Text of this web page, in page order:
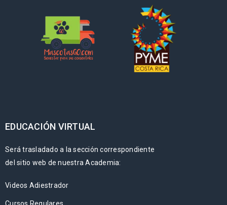
EDUCACIÓN VIRTUAL
Será trasladado a la sección correspondiente
del sitio web de nuestra Academia:
Videos Adiestrador